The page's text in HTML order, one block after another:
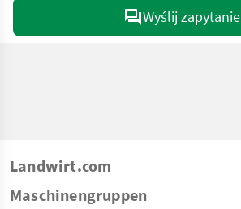
Wyślij zapytanie
Landwirt.com
Maschinengruppen